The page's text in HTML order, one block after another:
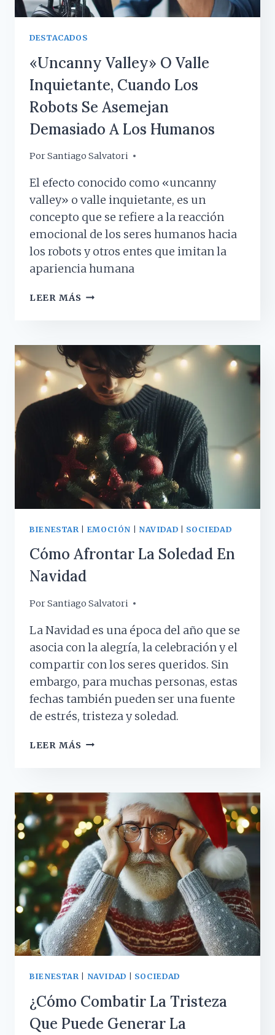
DESTACADOS
«Uncanny Valley» O Valle
Inquietante, Cuando Los
Robots Se Asemejan
Demasiado A Los Humanos
PorSantiago Salvatori
3 julio, 2024
El efecto conocido como «uncanny
valley» o valle inquietante, es un
concepto que se refiere a la reacción
emocional de los seres humanos hacia
los robots y otros entes que imitan la
apariencia humana
LEER MÁS «UNCANNY
INQUIETANTE,
CUANDO
LOS
ROBOTS
ASEMEJAN
DEMASIADO
A
LOS
HUMANOS
BIENESTAR EMOCIÓN NAVIDAD SOCIEDAD
Cómo Afrontar La Soledad En
Navidad
PorSantiago Salvatori
22 diciembre, 2023
La Navidad es una época del año que se
asocia con la alegría, la celebración y el
compartir con los seres queridos. Sin
embargo, para muchas personas, estas
fechas también pueden ser una fuente
de estrés, tristeza y soledad.
LEER MÁS CÓMO
EN
NAVIDAD
BIENESTAR NAVIDAD SOCIEDAD
¿Cómo Combatir La Tristeza
Que Puede Generar La